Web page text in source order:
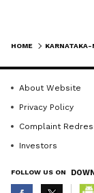
ಅನುಭವ
ನಾಯಕರಿಗೆ
ನ್ಯಾಯ
HOME KARNATAKA-
About Website
Privacy Policy
Complaint
Investors
FOLLOW US ON